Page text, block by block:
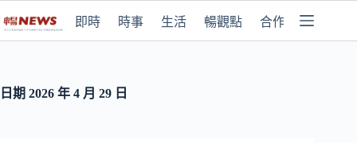
即時 時事 生活 暢觀點 合作媒體
日期 2026 年 4 月 29 日